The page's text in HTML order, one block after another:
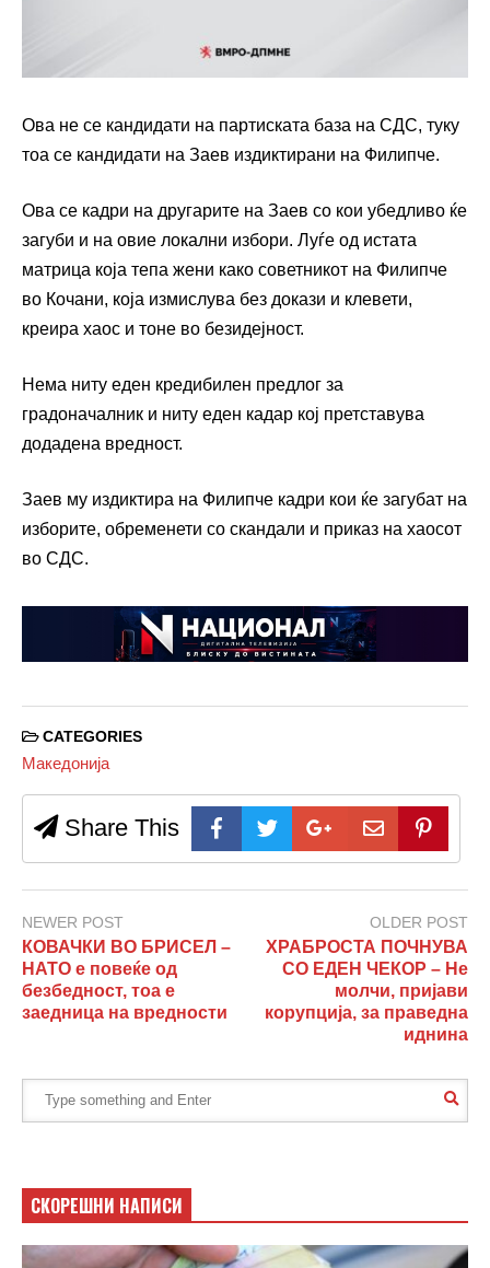
Ова не се кандидати на партиската база на СДС, туку
тоа се кандидати на Заев издиктирани на Филипче.
Ова се кадри на другарите на Заев со кои убедливо ќе
загуби и на овие локални избори. Луѓе од истата
матрица која тепа жени како советникот на Филипче
во Кочани, која измислува без докази и клевети,
креира хаос и тоне во безидејност.
Нема ниту еден кредибилен предлог за
градоначалник и ниту еден кадар кој претставува
додадена вредност.
Заев му издиктира на Филипче кадри кои ќе загубат на
изборите, обременети со скандали и приказ на хаосот
во СДС.
CATEGORIES
Македонија
Share This
NEWER POST
КОВАЧКИ ВО БРИСЕЛ –
НАТО е повеќе од
безбедност, тоа е
заедница на вредности
OLDER POST
ХРАБРОСТА ПОЧНУВА
СО ЕДЕН ЧЕКОР – Не
молчи, пријави
корупција, за праведна
иднина
СКОРЕШНИ НАПИСИ